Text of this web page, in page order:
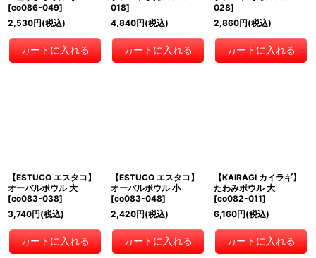
[co086-049]
2,530円(税込)
カートに入れる
018]
4,840円(税込)
カートに入れる
028]
2,860円(税込)
カートに入れる
【ESTUCO エスタコ】
オーバルボウル 大
[co083-038]
3,740円(税込)
カートに入れる
【ESTUCO エスタコ】
オーバルボウル 小
[co083-048]
2,420円(税込)
カートに入れる
【KAIRAGI カイラギ】
たわみボウル 大
[co082-011]
6,160円(税込)
カートに入れる